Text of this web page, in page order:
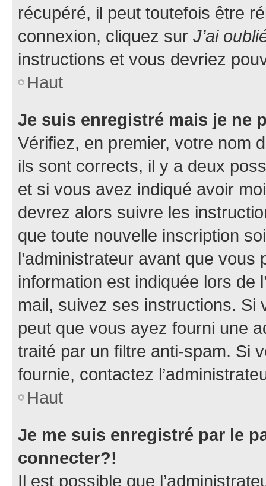
récupéré, il peut toutefois être
connexion, cliquez sur J’ai
instructions et vous devriez
Haut
Je suis enregistré mais je ne
Vérifiez, en premier, votre nom
ils sont corrects, il y a deux
et si vous avez indiqué avoir
devrez alors suivre les
que toute nouvelle inscription
l’administrateur avant que
information est indiquée lors de
mail, suivez ses instructions. Si
peut que vous ayez fourni une
traité par un filtre anti-spam. Si
fournie, contactez
Haut
Je me suis enregistré par le
connecter?!
Il est possible que